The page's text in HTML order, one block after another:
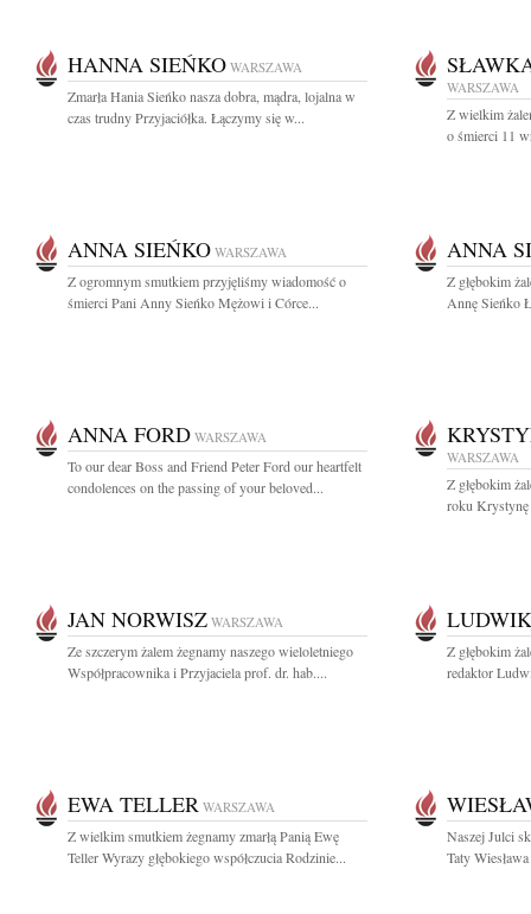
HANNA SIEŃKO WARSZAWA
Zmarła Hania Sieńko nasza dobra, mądra, lojalna w
czas trudny Przyjaciółka. Łączymy się w...
WARSZAWA
Z wielkim
o śmierci 11
ANNA SIEŃKO WARSZAWA
Z ogromnym smutkiem przyjęliśmy wiadomość o
śmierci Pani Anny Sieńko Mężowi i Córce...
ANNA
Z głębokim
Annę Sieńko
ANNA FORD WARSZAWA
To our dear Boss and Friend Peter Ford our heartfelt
condolences on the passing of your beloved...
WARSZAWA
Z głębokim
roku Krystynę
JAN NORWISZ WARSZAWA
Ze szczerym żalem żegnamy naszego wieloletniego
Współpracownika i Przyjaciela prof. dr. hab....
Z głębokim
redaktor
EWA TELLER WARSZAWA
Z wielkim smutkiem żegnamy zmarłą Panią Ewę
Teller Wyrazy głębokiego współczucia Rodzinie...
Naszej Julci
Taty